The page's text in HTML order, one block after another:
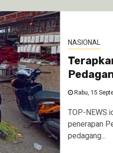
NASIONAL
Rabu, 15
TOP-
penerapan
pedagang...